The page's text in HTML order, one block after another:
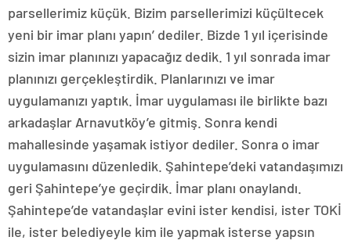
parsellerimiz küçük. Bizim parsellerimizi küçültecek
yeni bir imar planı yapın’ dediler. Bizde 1 yıl içerisinde
sizin imar planınızı yapacağız dedik. 1 yıl sonrada imar
planınızı gerçekleştirdik. Planlarınızı ve imar
uygulamanızı yaptık. İmar uygulaması ile birlikte bazı
arkadaşlar Arnavutköy’e gitmiş. Sonra kendi
mahallesinde yaşamak istiyor dediler. Sonra o imar
uygulamasını düzenledik. Şahintepe’deki vatandaşımızı
geri Şahintepe’ye geçirdik. İmar planı onaylandı.
Şahintepe’de vatandaşlar evini ister kendisi, ister TOKİ
ile, ister belediyeyle kim ile yapmak isterse yapsın